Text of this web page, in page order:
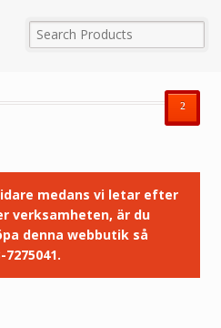
²
medans vi letar efter
verksamheten, är du
denna webbutik så